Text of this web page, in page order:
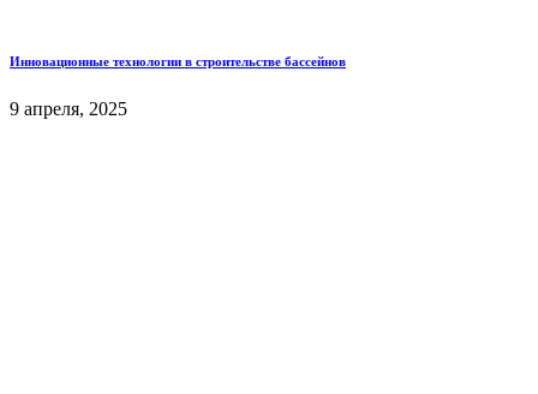
Инновационные технологии в строительстве бассейнов
9 апреля, 2025